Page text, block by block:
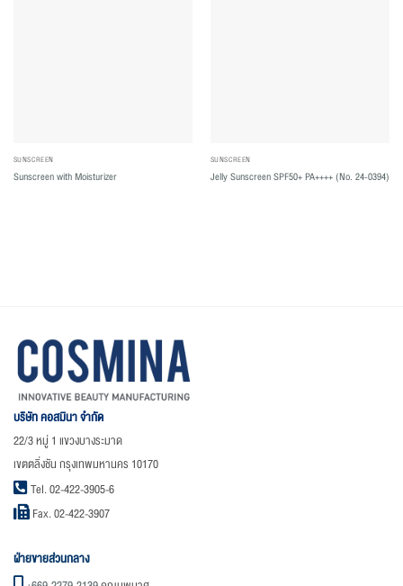
SUNSCREEN
Sunscreen with Moisturizer
SUNSCREEN
Jelly Sunscreen SPF50+ PA++++ (No. 24-0394)
บริษัท คอสมินา จำกัด
22/3 หมู่ 1 แขวงบางระมาด
เขตตลิ่งชัน กรุงเทพมหานคร 10170
Tel. 02-422-3905-6
Fax. 02-422-3907
ฝ่ายขายส่วนกลาง